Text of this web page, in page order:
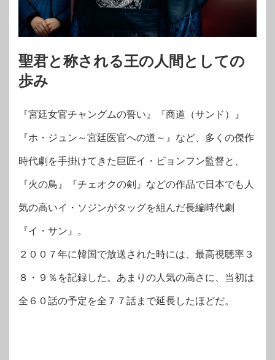
聖君と称される王の人間としての
歩み
『宮廷女官チャングムの誓い』『商道（サンド）』
『ホ・ジュン～宮廷医官への道～』など、多くの傑作
時代劇を手掛けてきた巨匠イ・ビョンフン監督と、
『火の鳥』『チェオクの剣』などの作品で日本でも人
気の高いイ・ソジンがタッグを組んだ長編時代劇
『イ・サン』。
２００７年に韓国で放送された時には、最高視聴率３
８・９％を記録した。あまりの人気の高さに、当初は
全６０話の予定を全７７話まで延長したほどだ。